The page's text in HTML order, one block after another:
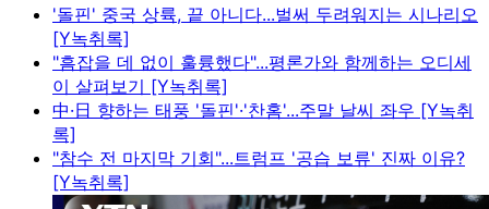
'돌핀' 중국 상륙, 끝 아니다...벌써 두려워지는 시나리오
[Y녹취록]
"흠잡을 데 없이 훌륭했다"...평론가와 함께하는 오디세
이 살펴보기 [Y녹취록]
中·日 향하는 태풍 '돌핀'·'찬홈'...주말 날씨 좌우 [Y녹취
록]
"참수 전 마지막 기회"...트럼프 '공습 보류' 진짜 이유?
[Y녹취록]